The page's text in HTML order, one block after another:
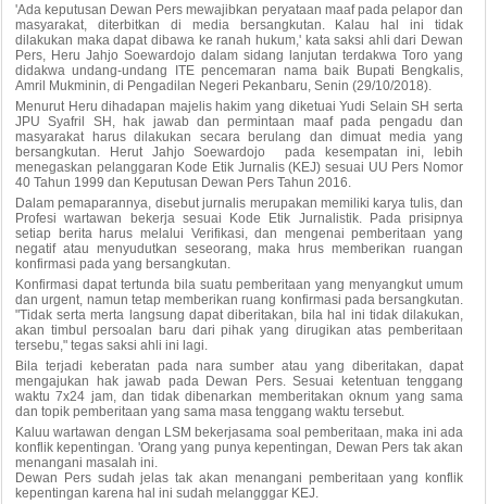
'Ada keputusan Dewan Pers mewajibkan peryataan maaf pada pelapor dan
masyarakat, diterbitkan di media bersangkutan. Kalau hal ini tidak
dilakukan maka dapat dibawa ke ranah hukum,' kata saksi ahli dari Dewan
Pers, Heru Jahjo Soewardojo dalam sidang lanjutan terdakwa Toro yang
didakwa undang-undang ITE pencemaran nama baik Bupati Bengkalis,
Amril Mukminin, di Pengadilan Negeri Pekanbaru, Senin (29/10/2018).
Menurut Heru dihadapan majelis hakim yang diketuai Yudi Selain SH serta
JPU Syafril SH, hak jawab dan permintaan maaf pada pengadu dan
masyarakat harus dilakukan secara berulang dan dimuat media yang
bersangkutan. Herut Jahjo Soewardojo pada kesempatan ini, lebih
menegaskan pelanggaran Kode Etik Jurnalis (KEJ) sesuai UU Pers Nomor
40 Tahun 1999 dan Keputusan Dewan Pers Tahun 2016.
Dalam pemaparannya, disebut jurnalis merupakan memiliki karya tulis, dan
Profesi wartawan bekerja sesuai Kode Etik Jurnalistik. Pada prisipnya
setiap berita harus melalui Verifikasi, dan mengenai pemberitaan yang
negatif atau menyudutkan seseorang, maka hrus memberikan ruangan
konfirmasi pada yang bersangkutan.
Konfirmasi dapat tertunda bila suatu pemberitaan yang menyangkut umum
dan urgent, namun tetap memberikan ruang konfirmasi pada bersangkutan.
"Tidak serta merta langsung dapat diberitakan, bila hal ini tidak dilakukan,
akan timbul persoalan baru dari pihak yang dirugikan atas pemberitaan
tersebu," tegas saksi ahli ini lagi.
Bila terjadi keberatan pada nara sumber atau yang diberitakan, dapat
mengajukan hak jawab pada Dewan Pers. Sesuai ketentuan tenggang
waktu 7x24 jam, dan tidak dibenarkan memberitakan oknum yang sama
dan topik pemberitaan yang sama masa tenggang waktu tersebut.
Kaluu wartawan dengan LSM bekerjasama soal pemberitaan, maka ini ada
konflik kepentingan. 'Orang yang punya kepentingan, Dewan Pers tak akan
menangani masalah ini.
Dewan Pers sudah jelas tak akan menangani pemberitaan yang konflik
kepentingan karena hal ini sudah melangggar KEJ.